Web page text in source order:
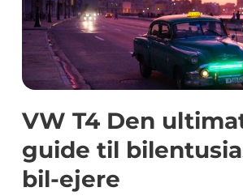
VW T4 Den
guide til
bil-ejere